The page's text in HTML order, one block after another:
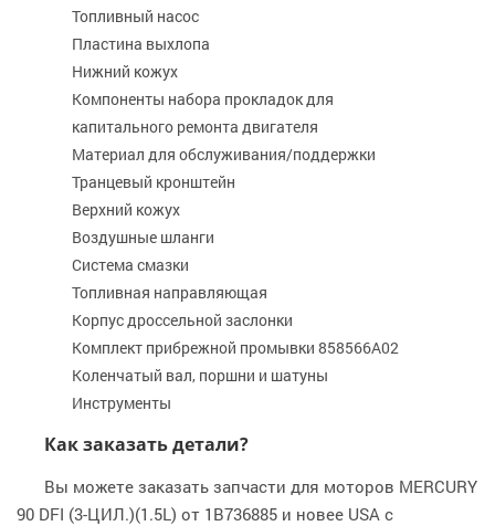
Топливный насос
Пластина выхлопа
Нижний кожух
Компоненты набора прокладок для
капитального ремонта двигателя
Материал для обслуживания/поддержки
Транцевый кронштейн
Верхний кожух
Воздушные шланги
Система смазки
Топливная направляющая
Корпус дроссельной заслонки
Комплект прибрежной промывки 858566A02
Коленчатый вал, поршни и шатуны
Инструменты
Как заказать детали?
Вы можете заказать запчасти для моторов MERCURY
90 DFI (3-ЦИЛ.)(1.5L) от 1B736885 и новее USA с